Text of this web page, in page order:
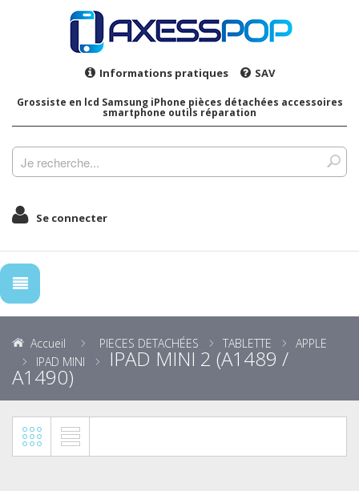
Informations pratiques SAV
Grossiste en lcd Samsung iPhone pièces détachées accessoires
smartphone outils réparation
Se connecter
Accueil PIECES DETACHÉES TABLETTE
APPLE
IPAD MINI
IPAD MINI 2 (A1489 /
A1490)